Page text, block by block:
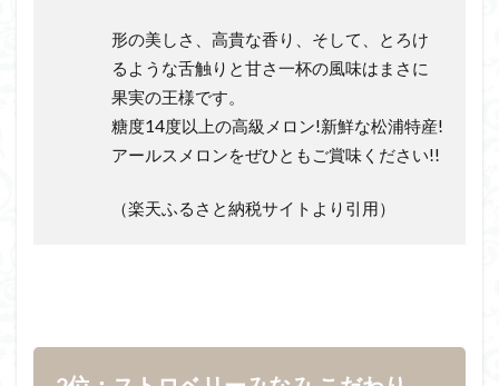
形の美しさ、高貴な香り、そして、とろけ
るような舌触りと甘さ一杯の風味はまさに
果実の王様です。
糖度14度以上の高級メロン!新鮮な松浦特産!
アールスメロンをぜひともご賞味ください!!
（楽天ふるさと納税サイトより引用）